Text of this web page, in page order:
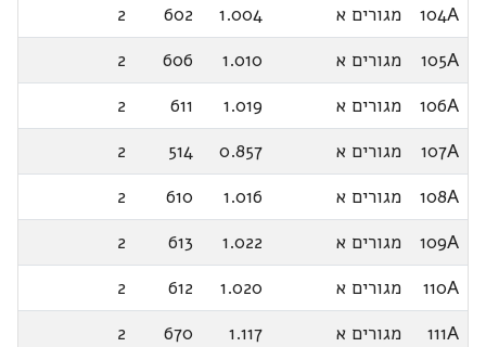
104A
מגורים א 1.004
602
2
105A
מגורים א 1.010
606
2
106A
מגורים א 1.019
611
2
107A
מגורים א 0.857
514
2
108A
מגורים א 1.016
610
2
109A
מגורים א 1.022
613
2
110A
מגורים א 1.020
612
2
111A
מגורים א 1.117
670
2